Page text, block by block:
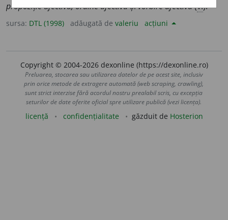
propoziție afectivă, ordine afectivășivorbire afectivă(v.).
sursa: DTL (1998) adăugată de valeriu acțiuni
Copyright © 2004-2026 dexonline (https://dexonline.ro)
Preluarea, stocarea sau utilizarea datelor de pe acest site, inclusiv
prin orice metode de extragere automată (web scraping, crawling),
sunt strict interzise fără acordul nostru prealabil scris, cu excepția
seturilor de date oferite oficial spre utilizare publică (vezi licența).
licență confidențialitate găzduit de Hosterion